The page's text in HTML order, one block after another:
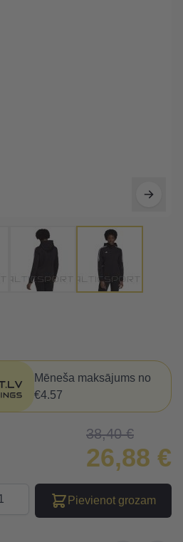
Mēneša maksājums no
€4.57
38,40 €
26,88 €
Pievienot grozam